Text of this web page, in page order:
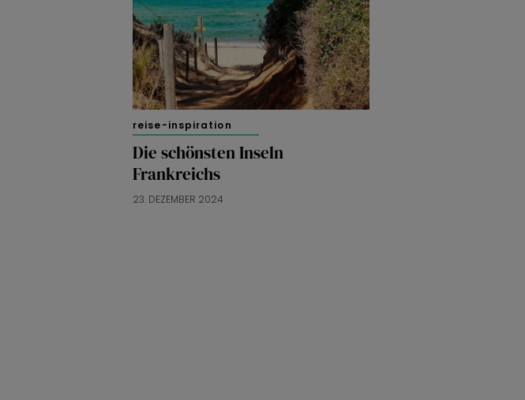
reise-inspiration
Die schönsten Inseln
Frankreichs
23. DEZEMBER 2024